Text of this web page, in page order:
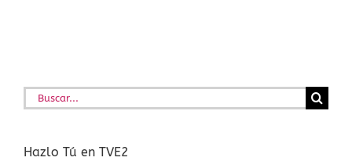
Buscar:
Hazlo Tú en TVE2